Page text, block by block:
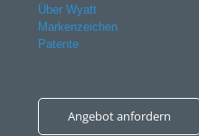
Über Wyatt
Markenzeichen
Patente
Angebot anfordern